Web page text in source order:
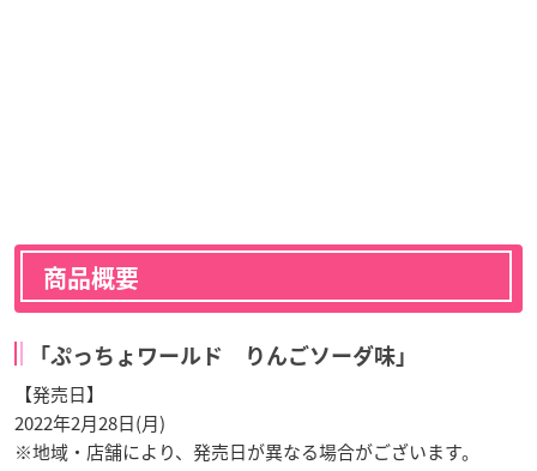
商品概要
「ぷっちょワールド りんごソーダ味」
【発売日】
2022年2月28日(月)
※地域・店舗により、発売日が異なる場合がございます。